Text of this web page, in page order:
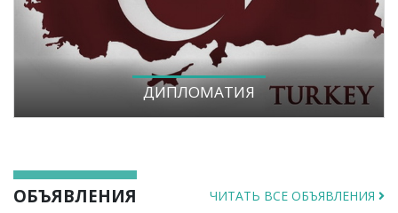
ДИПЛОМАТИЯ
ОБЪЯВЛЕНИЯ ЧИТАТЬ ВСЕ ОБЪЯВЛЕНИЯ